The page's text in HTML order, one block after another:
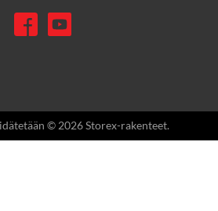
© 2026 Storex-rakenteet.